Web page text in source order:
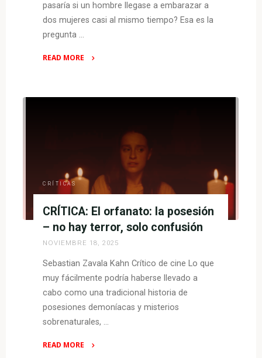
pasaría si un hombre llegase a embarazar a
dos mujeres casi al mismo tiempo? Esa es la
pregunta …
READ MORE
de
CRÍTICAS
CRÍTICA: El orfanato: la posesión
– no hay terror, solo confusión
NOVIEMBRE 18, 2025
Sebastian Zavala Kahn Crítico de cine Lo que
muy fácilmente podría haberse llevado a
cabo como una tradicional historia de
posesiones demoníacas y misterios
sobrenaturales, …
READ MORE